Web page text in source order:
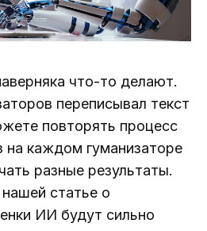
что-то делают.
переписывал текст
повторять процесс
на каждом гуманизаторе
разные результаты.
статье о
ИИ будут сильно